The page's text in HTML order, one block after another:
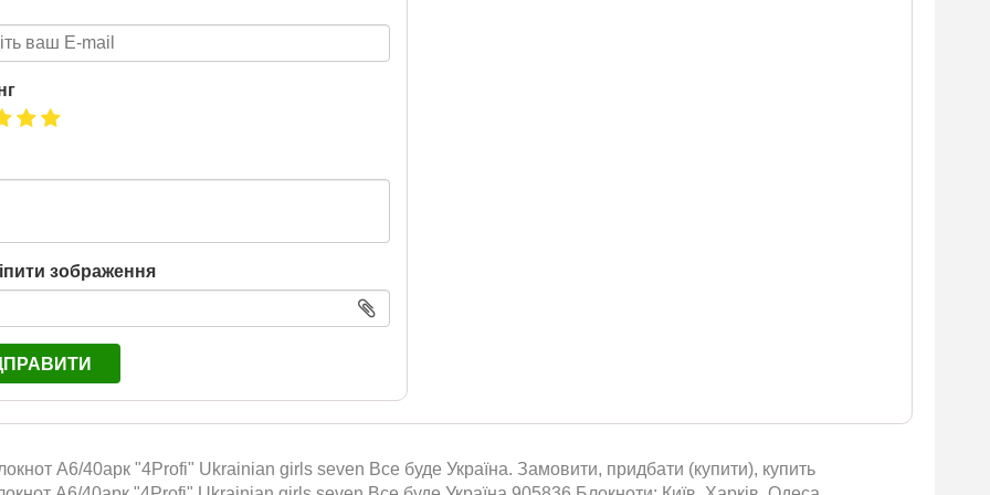
2026
Ранок
Нова пошта та BMW
посилка — це один шанс стати
Механіка: отримуй одну посилку
Новою поштою і приймай
участь в розіграші авто. Кожна
телефону Сторінка
акції: http://novaposhta.ua/win_bmw
зображення
А6/40арк "4Profi" Ukrainian girls seven Все буде Україна. Замовити, придбати (купити), купить